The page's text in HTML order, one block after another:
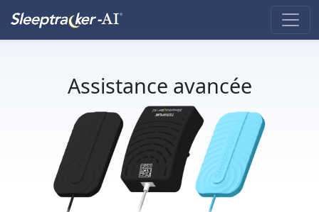
Assistance avancée